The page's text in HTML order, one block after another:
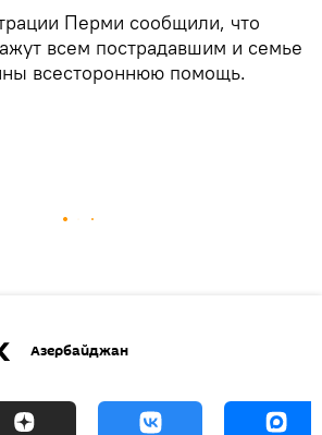
Перми сообщили, что
всем пострадавшим и семье
всестороннюю помощь.
Азербайджан